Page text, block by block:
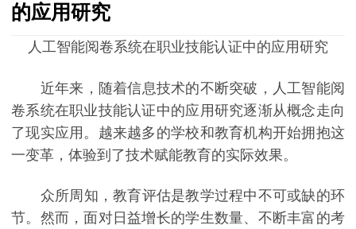
的应用研究
人工智能阅卷系统在职业技能认证中的应用研究
近年来，随着信息技术的不断突破，人工智能阅
卷系统在职业技能认证中的应用研究逐渐从概念走向
了现实应用。越来越多的学校和教育机构开始拥抱这
一变革，体验到了技术赋能教育的实际效果。
众所周知，教育评估是教学过程中不可或缺的环
节。然而，面对日益增长的学生数量、不断丰富的考